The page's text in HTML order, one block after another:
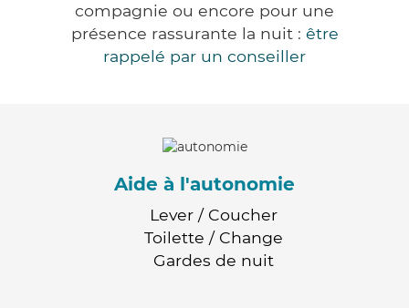
compagnie ou encore pour une
présence rassurante la nuit : être
rappelé par un conseiller
Aide à l'autonomie
Lever / Coucher
Toilette / Change
Gardes de nuit